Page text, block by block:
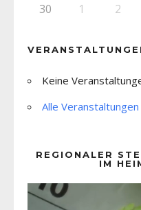
30 1 2
Keine
Alle Veranstaltungen
REGIONALER
IM